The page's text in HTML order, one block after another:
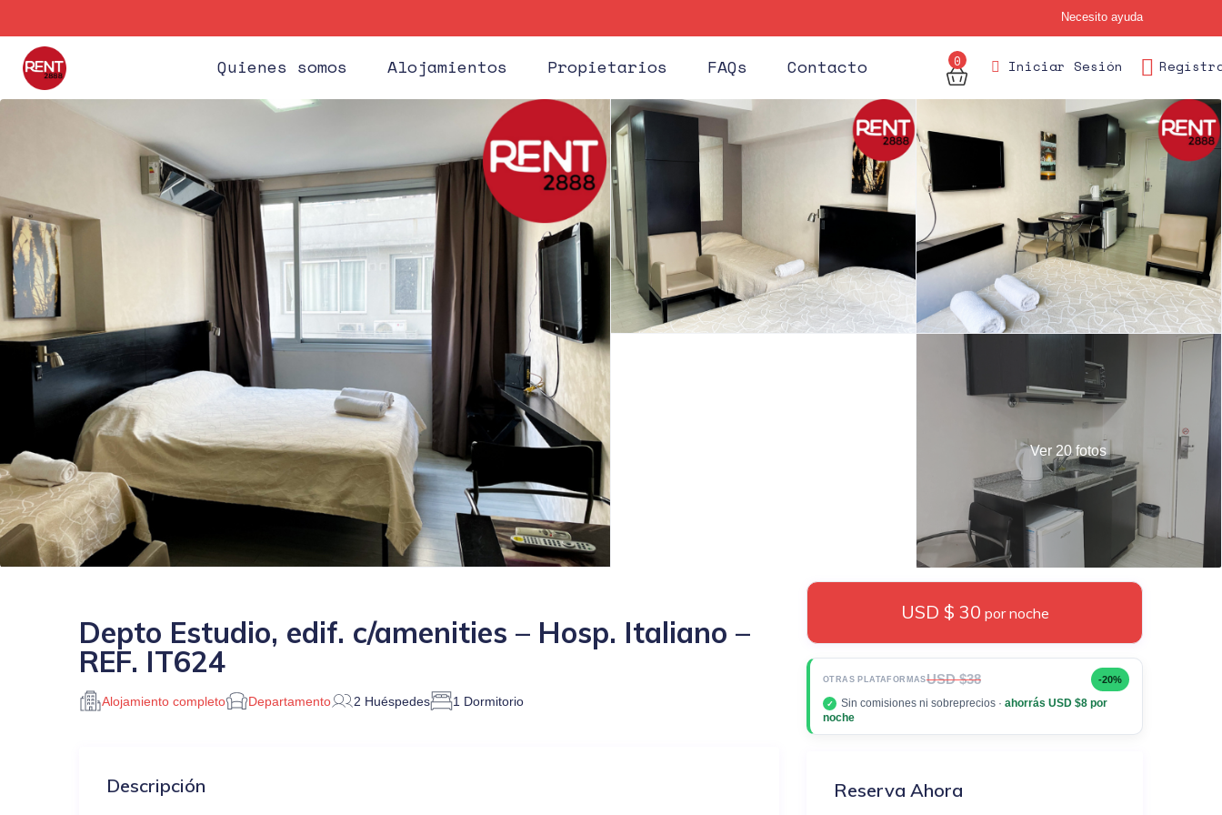
Necesito ayuda
0 Iniciar Sesión
Quienes somos Alojamientos Propietarios FAQs Contacto
Ver 20 fotos
Depto Estudio, edif. c/amenities – Hosp. Italiano –
REF. IT624
Alojamiento completo Departamento 2 Huéspedes 1 Dormitorio
Descripción
USD $ 30 por noche
OTRAS PLATAFORMASUSD $38 -20%
✓ Sin comisiones ni sobreprecios · ahorrás USD $8 por
noche
Reserva Ahora